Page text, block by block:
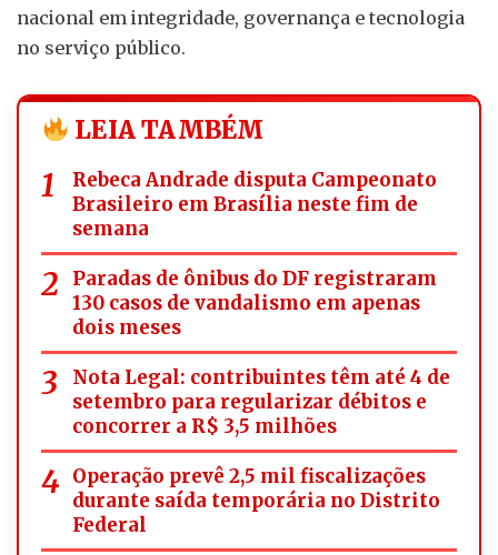
nacional em integridade, governança e tecnologia
no serviço público.
LEIA TAMBÉM
Rebeca Andrade disputa Campeonato
Brasileiro em Brasília neste fim de
semana
Paradas de ônibus do DF registraram
130 casos de vandalismo em apenas
dois meses
Nota Legal: contribuintes têm até 4 de
setembro para regularizar débitos e
concorrer a R$ 3,5 milhões
Operação prevê 2,5 mil fiscalizações
durante saída temporária no Distrito
Federal